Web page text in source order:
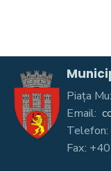
Piața
Email:
Telefon:
Fax: